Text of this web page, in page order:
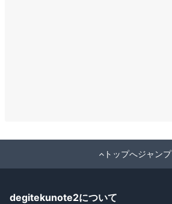
トップへジャンプ
degitekunote2について